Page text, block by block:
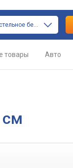
только постельное белье
товары Авто
см